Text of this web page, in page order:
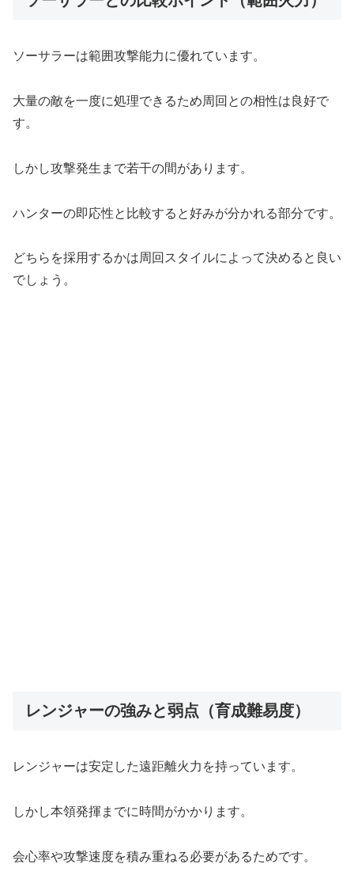
ソーサラーは範囲攻撃能力に優れています。
大量の敵を一度に処理できるため周回との相性は良好で
す。
しかし攻撃発生まで若干の間があります。
ハンターの即応性と比較すると好みが分かれる部分です。
どちらを採用するかは周回スタイルによって決めると良い
でしょう。
レンジャーの強みと弱点（育成難易度）
レンジャーは安定した遠距離火力を持っています。
しかし本領発揮までに時間がかかります。
会心率や攻撃速度を積み重ねる必要があるためです。